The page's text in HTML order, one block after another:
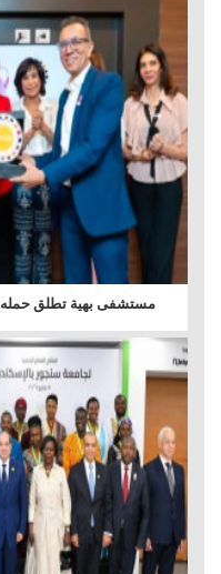
مستشفى بهية تطلق حمله